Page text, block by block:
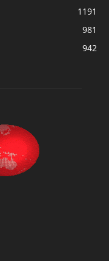
1191
981
942